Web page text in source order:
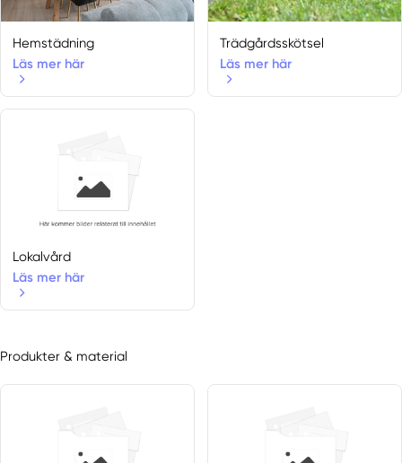
Hemstädning
Läs mer här
Trädgårdsskötsel
Läs mer här
Lokalvård
Läs mer här
Produkter & material